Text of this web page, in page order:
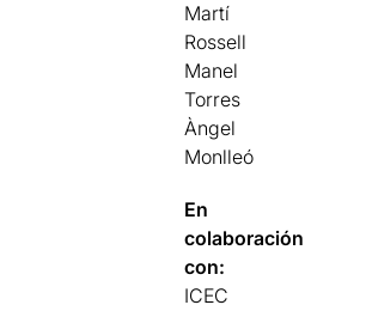
Martí
Rossell
Manel
Torres
Àngel
Monlleó
En
colaboración
con:
ICEC